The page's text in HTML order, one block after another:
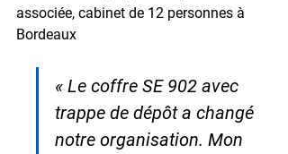
associée, cabinet de 12 personnes à
Bordeaux
« Le coffre SE 902 avec
trappe de dépôt a changé
notre organisation. Mon